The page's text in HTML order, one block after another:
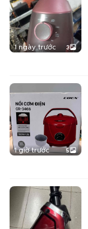
1 ngày trước 3
1 giờ trước 5